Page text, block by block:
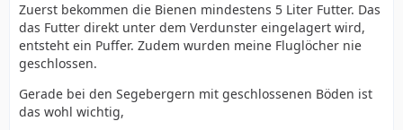
Zuerst bekommen die Bienen mindestens 5 Liter Futter. Das
das Futter direkt unter dem Verdunster eingelagert wird,
entsteht ein Puffer. Zudem wurden meine Fluglöcher nie
geschlossen.
Gerade bei den Segebergern mit geschlossenen Böden ist
das wohl wichtig,